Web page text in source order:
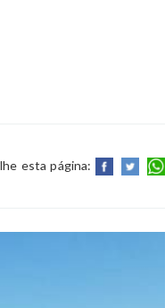
esta página: